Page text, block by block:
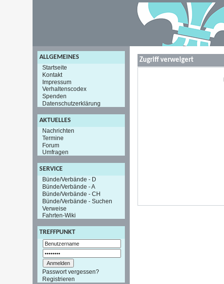
ALLGEMEINES
Startseite
Kontakt
Impressum
Verhaltenscodex
Spenden
Datenschutzerklärung
AKTUELLES
Nachrichten
Termine
Forum
Umfragen
SERVICE
Bünde/Verbände - D
Bünde/Verbände - A
Bünde/Verbände - CH
Bünde/Verbände - Suchen
Verweise
Fahrten-Wiki
TREFFPUNKT
Passwort vergessen?
Registrieren
Zugriff verweigert